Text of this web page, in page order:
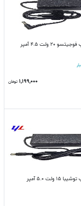
20 ولت 4.5 آمپر
1,199,000 تومان
ولت 5.0 آمپر